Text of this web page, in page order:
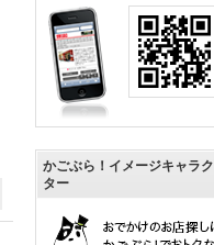
かごぶら！イメージキャラク
ター